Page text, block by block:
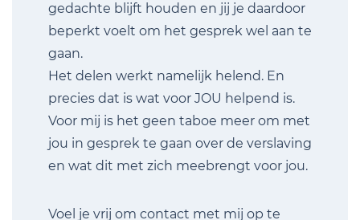
gedachte blijft houden en jij je daardoor
beperkt voelt om het gesprek wel aan te
gaan.
Het delen werkt namelijk helend. En
precies dat is wat voor JOU helpend is.
Voor mij is het geen taboe meer om met
jou in gesprek te gaan over de verslaving
en wat dit met zich meebrengt voor jou.
Voel je vrij om contact met mij op te